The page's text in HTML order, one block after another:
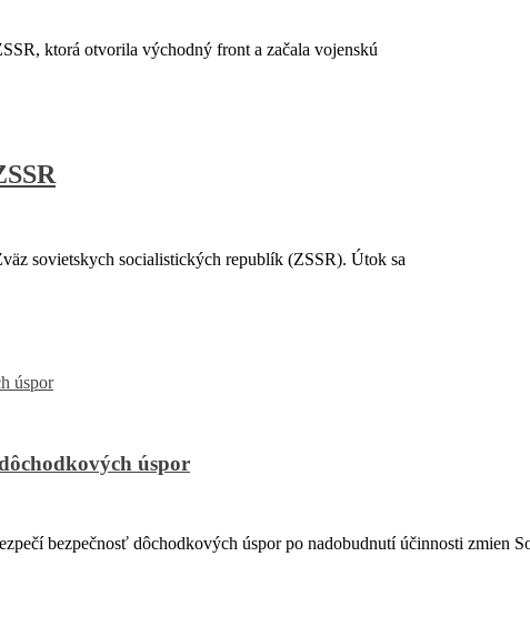
ktorá otvorila východný front a začala vojenskú
sovietskych socialistických republík (ZSSR). Útok sa
úspor
bezpečnosť dôchodkových úspor po nadobudnutí účinnosti zmien